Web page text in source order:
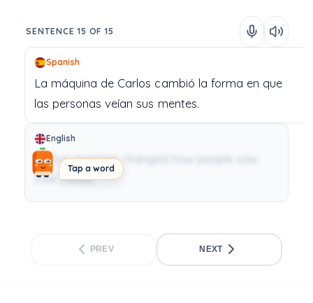
Tap a word
SENTENCE 15 OF 15
Spanish
La máquina de Carlos cambió la forma en que
las personas veían sus mentes.
English
Carlos' machine changed how people saw
their minds.
PREV NEXT